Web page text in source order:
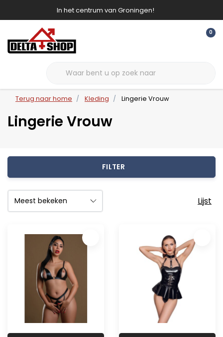
In het centrum van Groningen!
0
Terug naar home Kleding Lingerie Vrouw
Lingerie Vrouw
FILTER
Lijst